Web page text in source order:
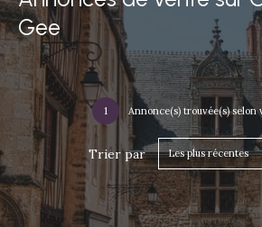
Gee
1 Annonce(s) trouvée(s) selon
Trier par Les plus récentes